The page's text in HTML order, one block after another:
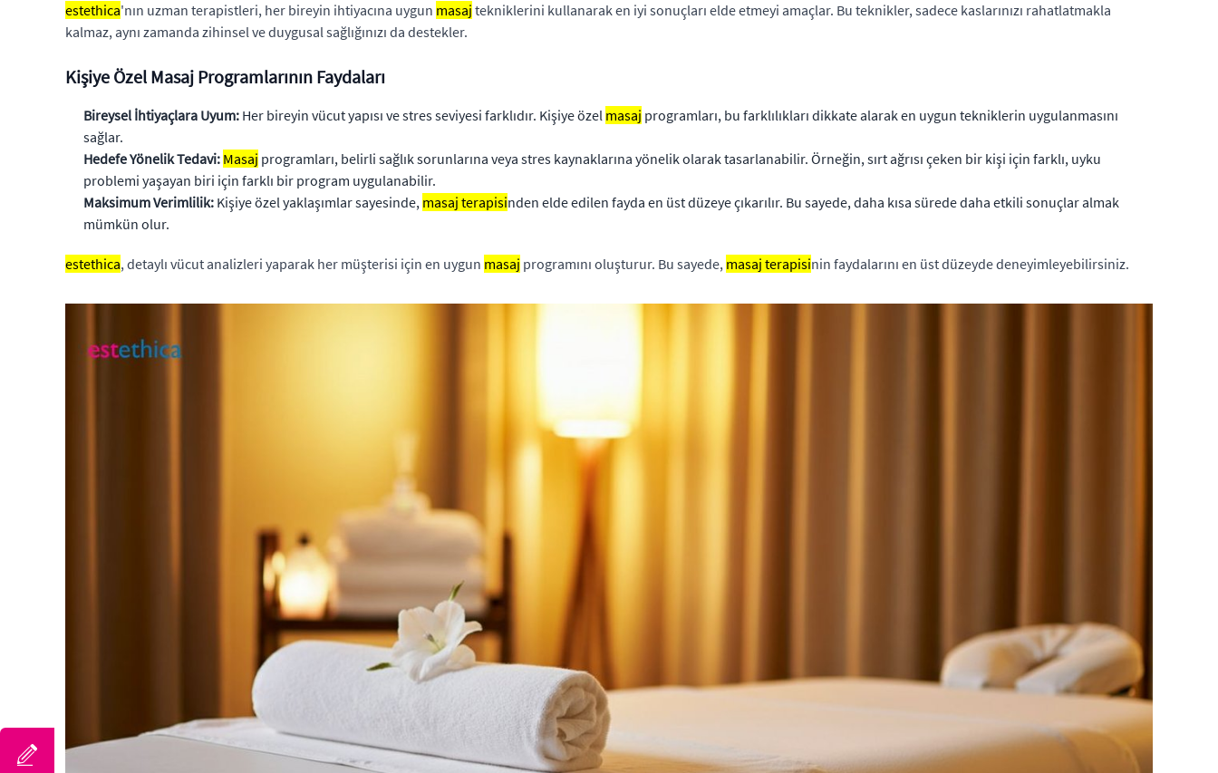
estethica'nın uzman terapistleri, her bireyin ihtiyacına uygun masaj tekniklerini kullanarak en iyi sonuçları elde etmeyi amaçlar. Bu teknikler, sadece kaslarınızı rahatlatmakla
kalmaz, aynı zamanda zihinsel ve duygusal sağlığınızı da destekler.
Kişiye Özel Masaj Programlarının Faydaları
Bireysel İhtiyaçlara Uyum: Her bireyin vücut yapısı ve stres seviyesi farklıdır. Kişiye özel masaj programları, bu farklılıkları dikkate alarak en uygun tekniklerin uygulanmasını
sağlar.
Hedefe Yönelik Tedavi: Masaj programları, belirli sağlık sorunlarına veya stres kaynaklarına yönelik olarak tasarlanabilir. Örneğin, sırt ağrısı çeken bir kişi için farklı, uyku
problemi yaşayan biri için farklı bir program uygulanabilir.
Maksimum Verimlilik: Kişiye özel yaklaşımlar sayesinde, masaj terapisinden elde edilen fayda en üst düzeye çıkarılır. Bu sayede, daha kısa sürede daha etkili sonuçlar almak
mümkün olur.
estethica, detaylı vücut analizleri yaparak her müşterisi için en uygun masaj programını oluşturur. Bu sayede, masaj terapisinin faydalarını en üst düzeyde deneyimleyebilirsiniz.